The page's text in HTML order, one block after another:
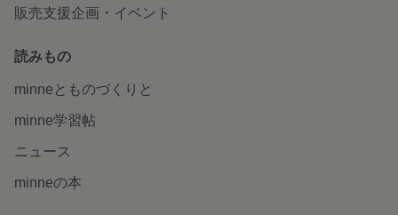
販売支援企画・イベント
読みもの
minneとものづくりと
minne学習帖
ニュース
minneの本